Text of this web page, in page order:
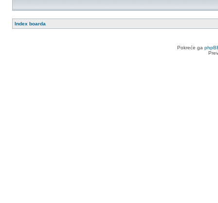
Index boarda
Pokreće ga